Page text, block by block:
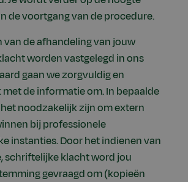
de voortgang van de procedure.
van de afhandeling van jouw
worden vastgelegd in ons
gaan we zorgvuldig en
de informatie om. In bepaalde
noodzakelijk zijn om extern
bij professionele
instanties. Door het indienen van
schriftelijke klacht word jou
gevraagd om (kopieën